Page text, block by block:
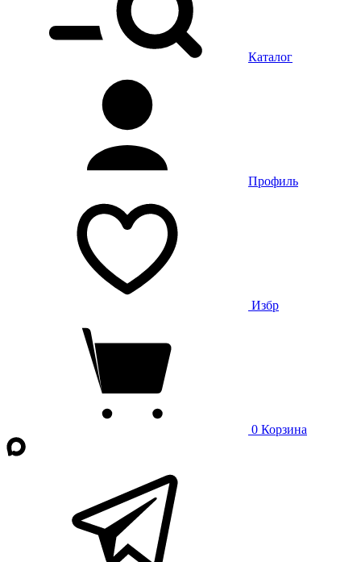
Каталог
Профиль
Избр
0 Корзина